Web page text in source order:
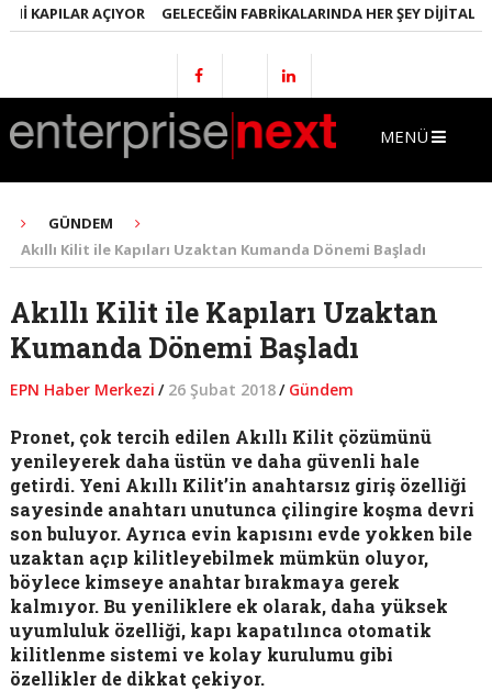
AÇIYOR GELECEĞIN FABRIKALARINDA HER ŞEY DIJITAL
MENÜ
GÜNDEM
Akıllı Kilit ile Kapıları Uzaktan Kumanda Dönemi Başladı
Akıllı Kilit ile Kapıları Uzaktan
Kumanda Dönemi Başladı
EPN Haber Merkezi / 26 Şubat 2018/ Gündem
Pronet, çok tercih edilen Akıllı Kilit çözümünü
yenileyerek daha üstün ve daha güvenli hale
getirdi. Yeni Akıllı Kilit’in anahtarsız giriş özelliği
sayesinde anahtarı unutunca çilingire koşma devri
son buluyor. Ayrıca evin kapısını evde yokken bile
uzaktan açıp kilitleyebilmek mümkün oluyor,
böylece kimseye anahtar bırakmaya gerek
kalmıyor.Bu yeniliklere ek olarak, daha yüksek
uyumluluk özelliği, kapı kapatılınca otomatik
kilitlenme sistemi ve kolay kurulumu gibi
özellikler de dikkat çekiyor.